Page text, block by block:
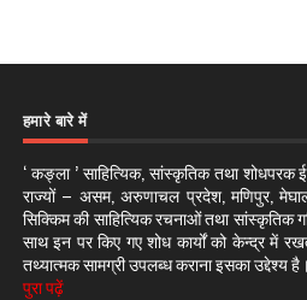
हमारे बारे में
‘ कङ्ला ’ साहित्यिक, सांस्कृतिक तथा शोधपरक
राज्यों – असम, अरुणाचल प्रदेश, मणिपुर,
सिक्किम की साहित्यिक रचनाओं तथा सांस्कृतिक
साथ इन पर किए गए शोध कार्यों को केन्द्र में
तथ्यात्मक सामग्री उपलब्ध कराना इसका उद्देश्य है।
पुरा पढ़ें